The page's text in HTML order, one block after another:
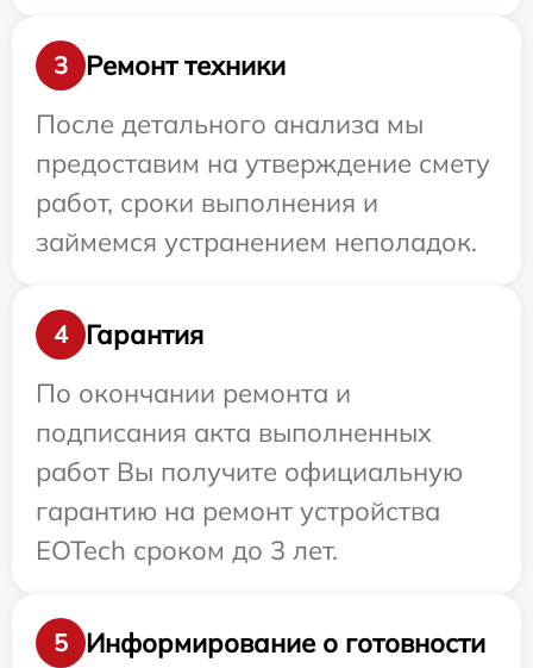
3
Ремонт техники
После детального анализа мы
предоставим на утверждение смету
работ, сроки выполнения и
займемся устранением неполадок.
4
Гарантия
По окончании ремонта и
подписания акта выполненных
работ Вы получите официальную
гарантию на ремонт устройства
EOTech сроком до 3 лет.
5
Информирование о готовности